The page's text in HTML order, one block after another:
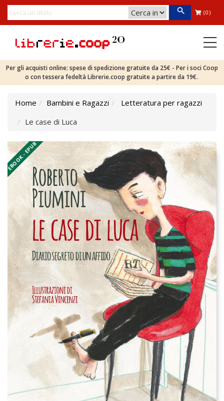
(0)
Per gli acquisti online: spese di spedizione gratuite da 25€ - Per i soci Coop
o con tessera fedeltà Librerie.coop gratuite a partire da 19€.
Home Bambini e Ragazzi
Letteratura per ragazzi
Le case di Luca
EBOOK - EPUB